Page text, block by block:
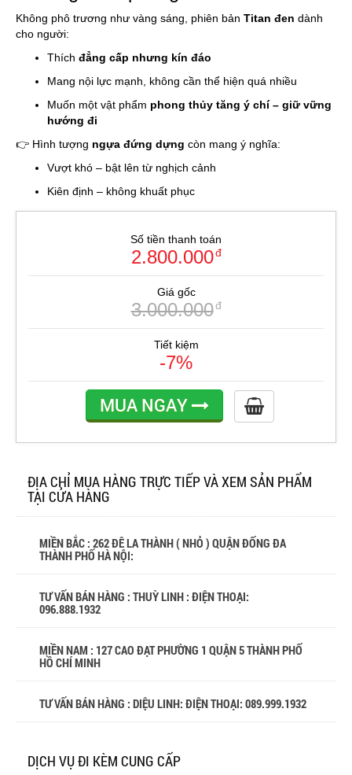
Không phô trương như vàng sáng, phiên bản Titan đen dành
cho người:
Thích đẳng cấp nhưng kín đáo
Mang nội lực mạnh, không cần thể hiện quá nhiều
Muốn một vật phẩm phong thủy tăng ý chí – giữ vững
hướng đi
👉 Hình tượng ngựa đứng dựng còn mang ý nghĩa:
Vượt khó – bật lên từ nghịch cảnh
Kiên định – không khuất phục
Số tiền thanh toán
2.800.000đ
Giá gốc
3.000.000đ
Tiết kiệm
-7%
MUA NGAY
ĐỊA CHỈ MUA HÀNG TRỰC TIẾP VÀ XEM SẢN PHẨM
TẠI CỬA HÀNG
MIỀN BẮC : 262 ĐÊ LA THÀNH ( NHỎ ) QUẬN ĐỐNG ĐA
THÀNH PHỐ HÀ NỘI:
TƯ VẤN BÁN HÀNG : THUỲ LINH : ĐIỆN THOẠI:
096.888.1932
MIỀN NAM : 127 CAO ĐẠT PHƯỜNG 1 QUẬN 5 THÀNH PHỐ
HỒ CHÍ MINH
TƯ VẤN BÁN HÀNG : DIỆU LINH: ĐIỆN THOẠI: 089.999.1932
DỊCH VỤ ĐI KÈM CUNG CẤP